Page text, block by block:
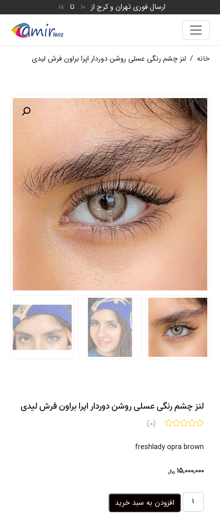
ارسال فوری تهران و کرج از 10 تا 18
خانه / لنز چشم رنگی عسلی روشن دوردار اپرا براون فرش لیدی
لنز چشم رنگی عسلی روشن دوردار اپرا براون فرش لیدی
(0)
freshlady opra brown
15,000,000 ریال
لنز
چشم
افزودن به سبد خرید